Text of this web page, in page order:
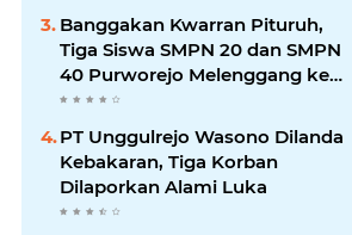
Banggakan Kwarran Pituruh,
Tiga Siswa SMPN 20 dan SMPN
40 Purworejo Melenggang ke
Jamnas Cibubur
PT Unggulrejo Wasono Dilanda
Kebakaran, Tiga Korban
Dilaporkan Alami Luka